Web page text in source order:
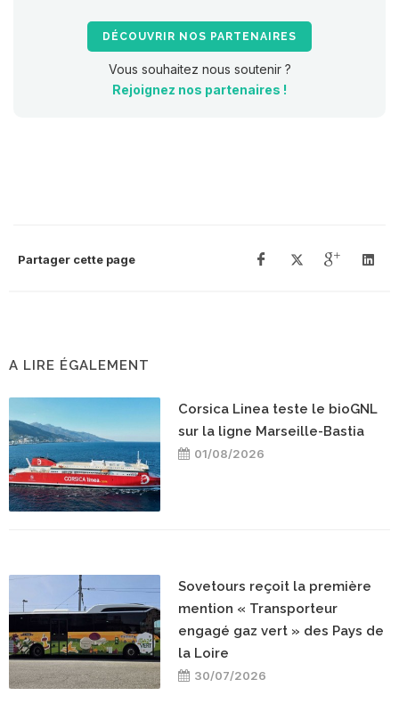
DÉCOUVRIR NOS PARTENAIRES
Vous souhaitez nous soutenir ?
Rejoignez nos partenaires !
Partager cette page
A LIRE ÉGALEMENT
Corsica Linea teste le bioGNL
sur la ligne Marseille-Bastia
01/08/2026
Sovetours reçoit la première
mention « Transporteur
engagé gaz vert » des Pays de
la Loire
30/07/2026